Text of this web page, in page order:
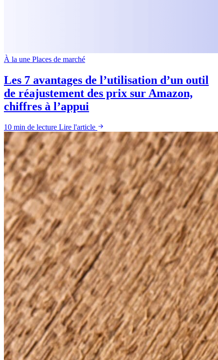
À la une Places de marché
Les 7 avantages de l’utilisation d’un outil
de réajustement des prix sur Amazon,
chiffres à l’appui
10 min de lecture Lire l'article